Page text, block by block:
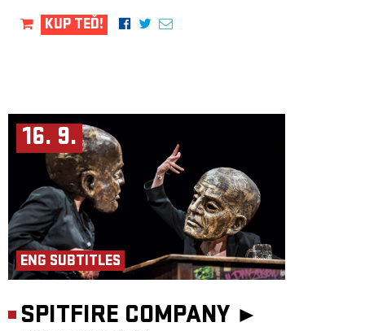
KUP TEĎ!
16. 9.
ENG SUBTITLES
SPITFIRE COMPANY ►